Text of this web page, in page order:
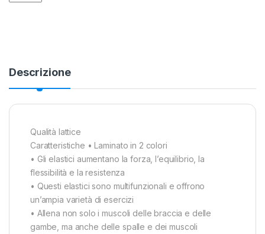
Descrizione
Qualità lattice
Caratteristiche • Laminato in 2 colori
• Gli elastici aumentano la forza, l’equilibrio, la
flessibilità e la resistenza
• Questi elastici sono multifunzionali e offrono
un’ampia varietà di esercizi
• Allena non solo i muscoli delle braccia e delle
gambe, ma anche delle spalle e dei muscoli